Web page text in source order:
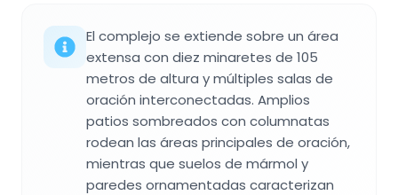
El complejo se extiende sobre un área
extensa con diez minaretes de 105
metros de altura y múltiples salas de
oración interconectadas. Amplios
patios sombreados con columnatas
rodean las áreas principales de oración,
mientras que suelos de mármol y
paredes ornamentadas caracterizan